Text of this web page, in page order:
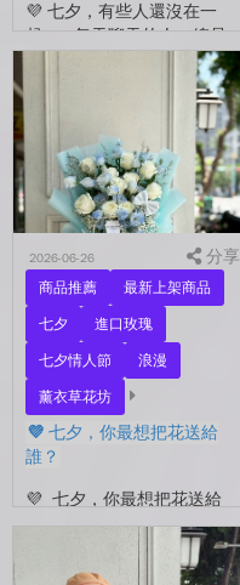
💜 七夕，有些人還沒在一
起。 每天聊天的人，總是
秒回的人， 會記得你愛喝什
麼、喜歡什麼的人。 你們
沒有說過喜歡，卻早已習慣
彼此存在。 七夕快到...
2026-06-26 分享
商品推薦
最新上架商品
七夕
進口玫瑰
七夕情人節
浪漫
薰衣草花坊
💜 七夕，你最想把花送給
誰？
💜 七夕，你最想把花送給
誰？ 是陪你走過每一天的
另一半，是一直默默支持你
的家人，還是那個努力生活